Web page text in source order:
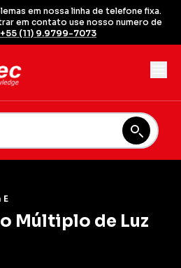
em nossa linha de telefone fixa.
em contato use nosso numero de
+55 (11) 9.9799-7073
E
Múltiplo de Luz